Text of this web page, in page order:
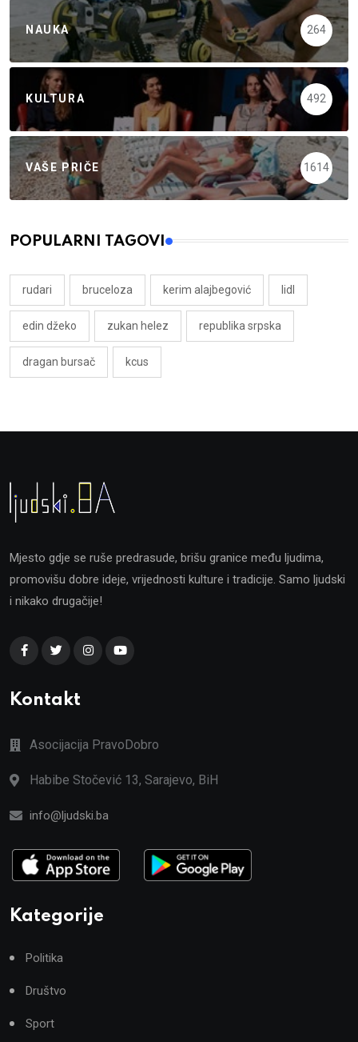
NAUKA 264
KULTURA 492
VAŠE PRIČE 1614
POPULARNI TAGOVI
rudari bruceloza kerim alajbegović lidl
edin džeko zukan helez republika srpska
dragan bursač kcus
Mjesto gdje se ruše predrasude, brišu granice među ljudima,
promovišu dobre ideje, vrijednosti kulture i tradicije. Samo ljudski
i nikako drugačije!
Kontakt
Asocijacija PravoDobro
Habibe Stočević 13, Sarajevo, BiH
info@ljudski.ba
Kategorije
Politika
Društvo
Sport